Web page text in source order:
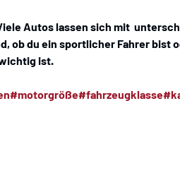
Autos lassen sich mit
ob du ein sportlicher Fahrer bist
ist.
#motorgröße#fahrzeugklasse